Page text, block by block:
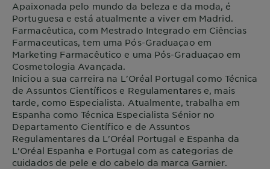
Apaixonada pelo mundo da beleza e da moda, é
Portuguesa e está atualmente a viver em Madrid.
Farmacêutica, com Mestrado Integrado em Ciências
Farmaceuticas, tem uma Pós-Graduaçao em
Marketing Farmacêutico e uma Pós-Graduaçao em
Cosmetologia Avançada.
Iniciou a sua carreira na L'Oréal Portugal como Técnica
de Assuntos Científicos e Regulamentares e, mais
tarde, como Especialista. Atualmente, trabalha em
Espanha como Técnica Especialista Sénior no
Departamento Científico e de Assuntos
Regulamentares da L'Oréal Portugal e Espanha da
L'Oréal Espanha e Portugal com as categorias de
cuidados de pele e do cabelo da marca Garnier.